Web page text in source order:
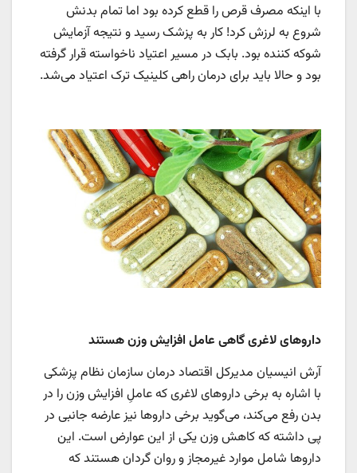
با اینکه مصرف قرص را قطع کرده بود اما تمام بدنش
شروع به لرزش کرد! کار به پزشک رسید و نتیجه آزمایش
شوکه کننده بود. بابک در مسیر اعتیاد ناخواسته قرار گرفته
بود و حالا باید برای درمان راهی کلینیک ترک اعتیاد می‌شد.
داروهای لاغری گاهی عامل افزایش وزن هستند
آرش انیسیان مدیرکل اقتصاد درمان سازمان نظام پزشکی
با اشاره به برخی داروهای لاغری که عاملِ افزایش وزن را در
بدن رفع می‌کند، می‌گوید برخی داروها نیز عارضه جانبی در
پی داشته که کاهش وزن یکی از این عوارض است. این
داروها شامل موارد غیرمجاز و روان گردان هستند که